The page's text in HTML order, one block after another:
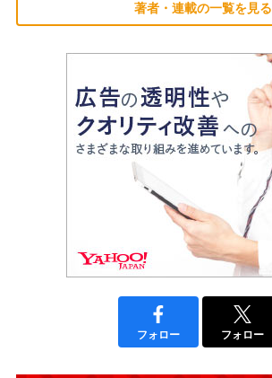
著者・連載の一覧を見る
フォロー フォロー